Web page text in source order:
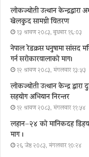
लोकज्योती उत्थान केन्द्रद्वारा
खेलकुद सामग्री वितरण
१३ श्रावण २०८३, बुधबार १६:०३
नेपाल रेडक्रस धनुषामा सांसद
गर्न सरोकारवालाको माग।
१२ श्रावण २०८३, मंगलवार १३:५३
लोकज्योती उत्थान केन्द्र
सहयोग अभियान निरन्तर
१२ श्रावण २०८३, मंगलवार ११:५४
लहान–२४ को मानिकदह
माग ।
२६ जेष्ठ २०८३, मंगलवार १०:२४